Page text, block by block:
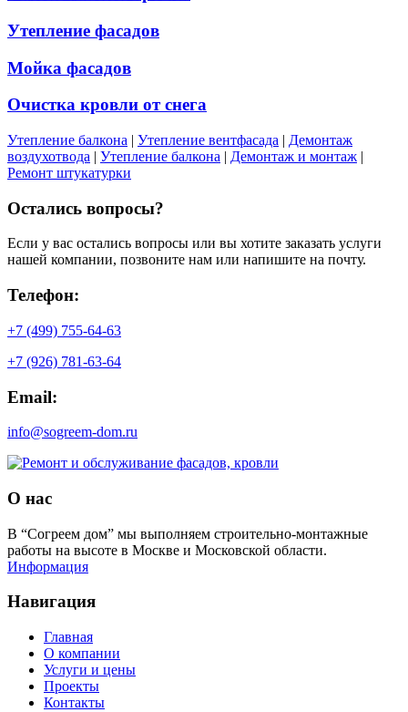
Утепление фасадов
Мойка фасадов
Очистка кровли от снега
Утепление балкона | Утепление вентфасада | Демонтаж
воздухотвода | Утепление балкона | Демонтаж и монтаж |
Ремонт штукатурки
Остались вопросы?
Если у вас остались вопросы или вы хотите заказать услуги
нашей компании, позвоните нам или напишите на почту.
Телефон:
+7 (499) 755-64-63
+7 (926) 781-63-64
Email:
info@sogreem-dom.ru
О нас
В “Согреем дом” мы выполняем строительно-монтажные
работы на высоте в Москве и Московской области.
Информация
Навигация
Главная
О компании
Услуги и цены
Проекты
Контакты